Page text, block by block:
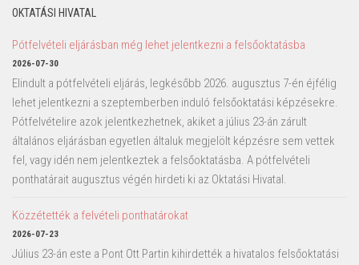
OKTATÁSI HIVATAL
Pótfelvételi eljárásban még lehet jelentkezni a felsőoktatásba
2026-07-30
Elindult a pótfelvételi eljárás, legkésőbb 2026. augusztus 7-én éjfélig
lehet jelentkezni a szeptemberben induló felsőoktatási képzésekre.
Pótfelvételire azok jelentkezhetnek, akiket a július 23-án zárult
általános eljárásban egyetlen általuk megjelölt képzésre sem vettek
fel, vagy idén nem jelentkeztek a felsőoktatásba. A pótfelvételi
ponthatárait augusztus végén hirdeti ki az Oktatási Hivatal.
Közzétették a felvételi ponthatárokat
2026-07-23
Július 23-án este a Pont Ott Partin kihirdették a hivatalos felsőoktatási